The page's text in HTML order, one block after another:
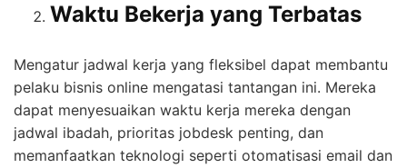
Waktu Bekerja yang Terbatas
Mengatur jadwal kerja yang fleksibel dapat membantu
pelaku bisnis online mengatasi tantangan ini. Mereka
dapat menyesuaikan waktu kerja mereka dengan
jadwal ibadah, prioritas jobdesk penting, dan
memanfaatkan teknologi seperti otomatisasi email dan